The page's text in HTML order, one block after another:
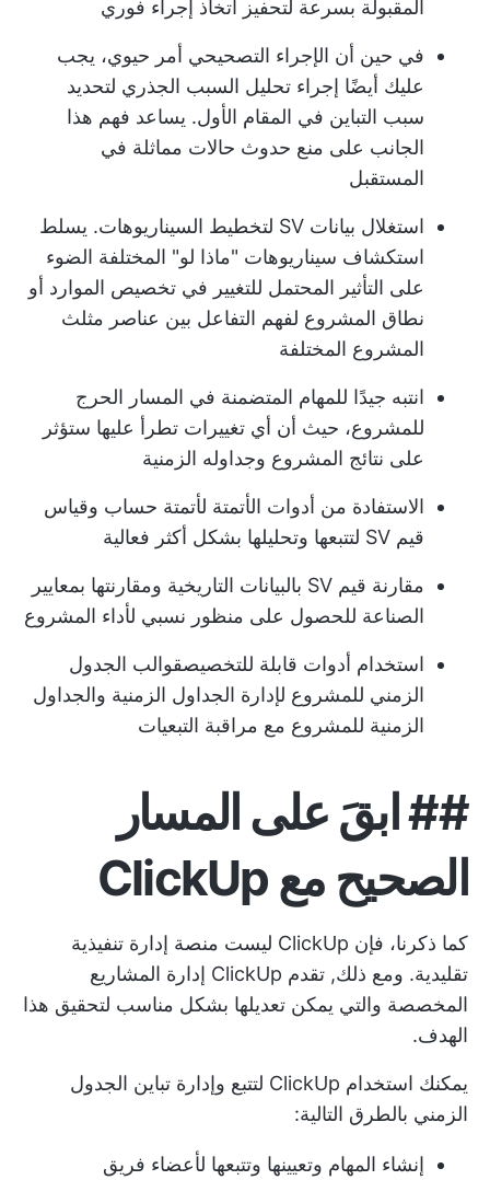
المقبولة بسرعة لتحفيز اتخاذ إجراء فوري
في حين أن الإجراء التصحيحي أمر حيوي، يجب
عليك أيضًا إجراء تحليل السبب الجذري لتحديد
سبب التباين في المقام الأول. يساعد فهم هذا
الجانب على منع حدوث حالات مماثلة في
المستقبل
استغلال بيانات SV لتخطيط السيناريوهات. يسلط
استكشاف سيناريوهات "ماذا لو" المختلفة الضوء
على التأثير المحتمل للتغيير في تخصيص الموارد أو
نطاق المشروع لفهم التفاعل بين عناصر مثلث
المشروع المختلفة
انتبه جيدًا للمهام المتضمنة في المسار الحرج
للمشروع، حيث أن أي تغييرات تطرأ عليها ستؤثر
على نتائج المشروع وجداوله الزمنية
الاستفادة من أدوات الأتمتة لأتمتة حساب وقياس
قيم SV لتتبعها وتحليلها بشكل أكثر فعالية
مقارنة قيم SV بالبيانات التاريخية ومقارنتها بمعايير
الصناعة للحصول على منظور نسبي لأداء المشروع
استخدام أدوات قابلة للتخصيصقوالب الجدول
الزمني للمشروع لإدارة الجداول الزمنية والجداول
الزمنية للمشروع مع مراقبة التبعيات
## ابقَ على المسار
الصحيح مع ClickUp
كما ذكرنا، فإن ClickUp ليست منصة إدارة تنفيذية
تقليدية. ومع ذلك,
تقدم ClickUp إدارة المشاريع
المخصصة والتي يمكن تعديلها بشكل مناسب لتحقيق هذا
الهدف.
يمكنك استخدام ClickUp لتتبع وإدارة تباين الجدول
الزمني بالطرق التالية:
إنشاء المهام وتعيينها وتتبعها لأعضاء فريق